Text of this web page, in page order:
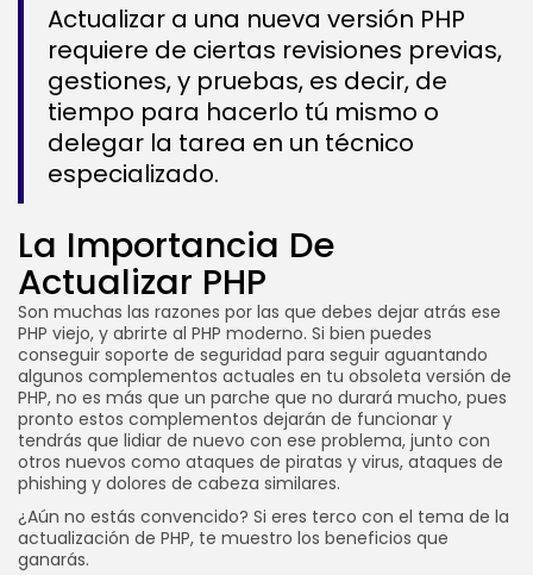
Actualizar a una nueva versión PHP
requiere de ciertas revisiones previas,
gestiones, y pruebas, es decir, de
tiempo para hacerlo tú mismo o
delegar la tarea en un técnico
especializado.
La Importancia De
Actualizar PHP
Son muchas las razones por las que debes dejar atrás ese
PHP viejo, y abrirte al PHP moderno. Si bien puedes
conseguir soporte de seguridad para seguir aguantando
algunos complementos actuales en tu obsoleta versión de
PHP, no es más que un parche que no durará mucho, pues
pronto estos complementos dejarán de funcionar y
tendrás que lidiar de nuevo con ese problema, junto con
otros nuevos como ataques de piratas y virus, ataques de
phishing y dolores de cabeza similares.
¿Aún no estás convencido? Si eres terco con el tema de la
actualización de PHP, te muestro los beneficios que
ganarás.